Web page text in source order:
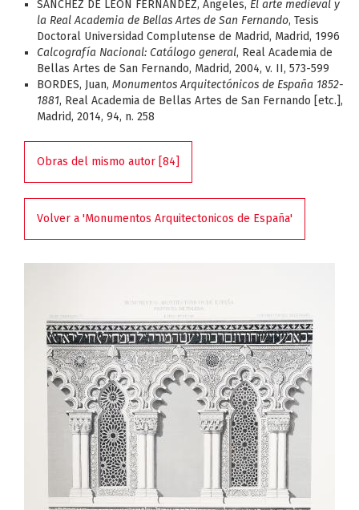
SÁNCHEZ DE LEÓN FERNÁNDEZ, Ángeles, El arte medieval y
la Real Academia de Bellas Artes de San Fernando, Tesis
Doctoral Universidad Complutense de Madrid, Madrid, 1996
Calcografía Nacional: Catálogo general, Real Academia de
Bellas Artes de San Fernando, Madrid, 2004, v. II, 573-599
BORDES, Juan, Monumentos Arquitectónicos de España 1852-
1881, Real Academia de Bellas Artes de San Fernando [etc.],
Madrid, 2014, 94, n. 258
Obras del mismo autor [84]
Volver a 'Monumentos Arquitectonicos de España'